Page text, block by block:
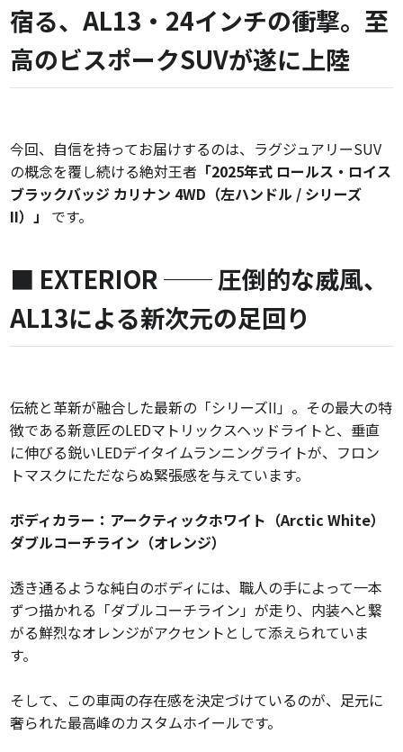
宿る、AL13・24インチの衝撃。至
高のビスポークSUVが遂に上陸
今回、自信を持ってお届けするのは、ラグジュアリーSUV
の概念を覆し続ける絶対王者 「2025年式 ロールス・ロイス
ブラックバッジ カリナン 4WD（左ハンドル / シリーズ
II）」
です。
■ EXTERIOR ── 圧倒的な威風、
AL13による新次元の足回り
伝統と革新が融合した最新の「シリーズII」。その最大の特
徴である新意匠のLEDマトリックスヘッドライトと、垂直
に伸びる鋭いLEDデイタイムランニングライトが、フロン
トマスクにただならぬ緊張感を与えています。
ボディカラー：アークティックホワイト（Arctic White）
ダブルコーチライン（オレンジ）
透き通るような純白のボディには、職人の手によって一本
ずつ描かれる「ダブルコーチライン」が走り、内装へと繋
がる鮮烈なオレンジがアクセントとして添えられていま
す。
そして、この車両の存在感を決定づけているのが、足元に
奢られた最高峰のカスタムホイールです。